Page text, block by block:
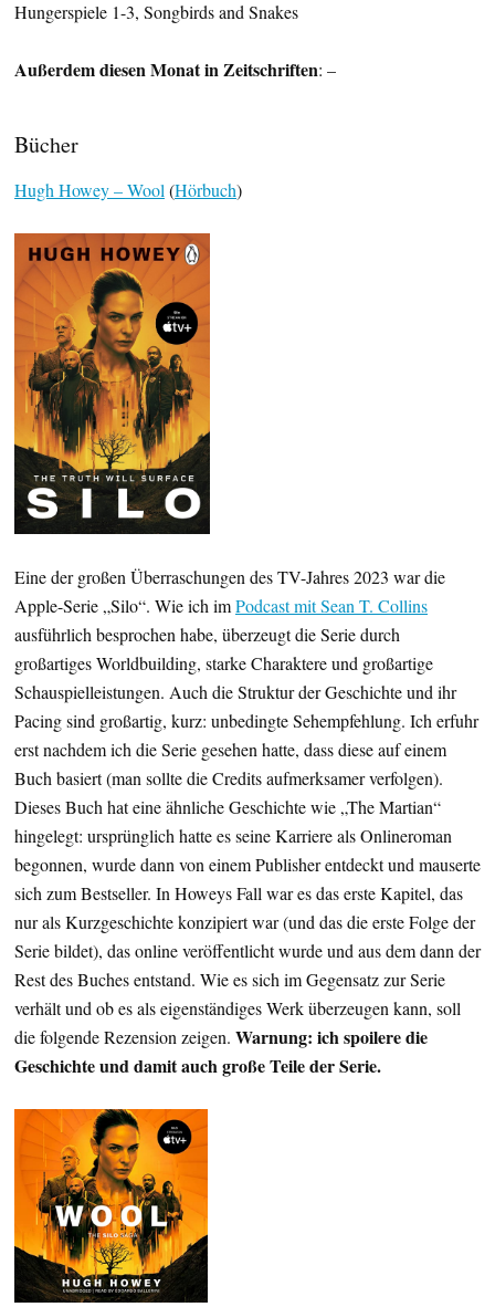
Hungerspiele 1-3, Songbirds and Snakes
Außerdem diesen Monat in Zeitschriften: –
Bücher
Hugh Howey – Wool (Hörbuch)
Eine der großen Überraschungen des TV-Jahres 2023 war die
Apple-Serie „Silo“. Wie ich imPodcast mit Sean T. Collins
ausführlich besprochen habe, überzeugt die Serie durch
großartiges Worldbuilding, starke Charaktere und großartige
Schauspielleistungen. Auch die Struktur der Geschichte und ihr
Pacing sind großartig, kurz: unbedingte Sehempfehlung. Ich erfuhr
erst nachdem ich die Serie gesehen hatte, dass diese auf einem
Buch basiert (man sollte die Credits aufmerksamer verfolgen).
Dieses Buch hat eine ähnliche Geschichte wie „The Martian“
hingelegt: ursprünglich hatte es seine Karriere als Onlineroman
begonnen, wurde dann von einem Publisher entdeckt und mauserte
sich zum Bestseller. In Howeys Fall war es das erste Kapitel, das
nur als Kurzgeschichte konzipiert war (und das die erste Folge der
Serie bildet), das online veröffentlicht wurde und aus dem dann der
Rest des Buches entstand. Wie es sich im Gegensatz zur Serie
verhält und ob es als eigenständiges Werk überzeugen kann, soll
die folgende Rezension zeigen. Warnung: ich spoilere die
Geschichte und damit auch große Teile der Serie.